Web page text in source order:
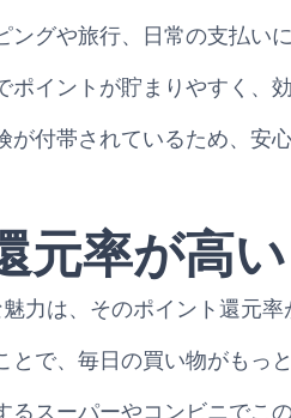
ングや旅行、日常の支払い
イントが貯まりやすく、
が付帯されているため、安
元率が高い
力は、そのポイント還元率
とで、毎日の買い物がもっ
るスーパーやコンビニでこ